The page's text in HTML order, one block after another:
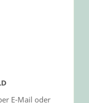
E-Mail oder